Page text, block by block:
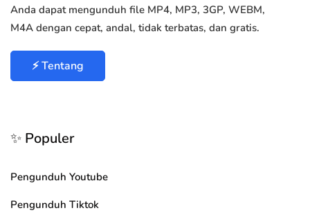
Anda dapat mengunduh file MP4, MP3, 3GP, WEBM,
M4A dengan cepat, andal, tidak terbatas, dan gratis.
⚡ Tentang
✨ Populer
Pengunduh Youtube
Pengunduh Tiktok